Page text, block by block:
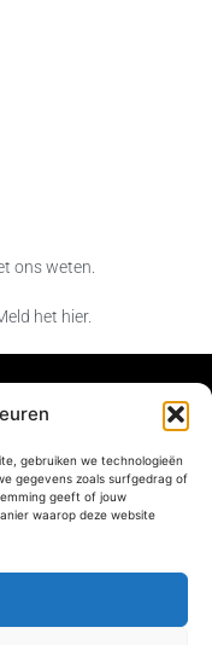
gebruiken we technologieën
gegevens zoals surfgedrag of
geeft of jouw
waarop deze website
ons weten.
het hier.
met elkaar gemeen
van de magische